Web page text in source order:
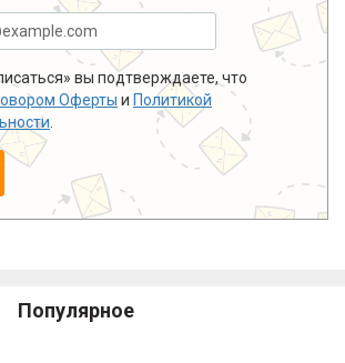
вы подтверждаете, что
Оферты и Политикой
Популярное